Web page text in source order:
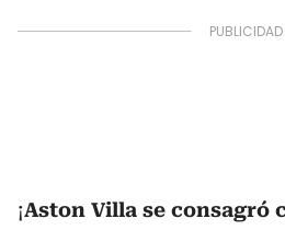
¡Aston Villa se consagró